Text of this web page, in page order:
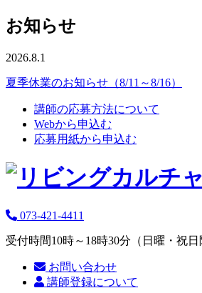
お知らせ
2026.8.1
夏季休業のお知らせ（8/11～8/16）
講師の応募方法について
Webから申込む
応募用紙から申込む
073-421-4411
受付時間10時～18時30分（日曜・祝日
お問い合わせ
講師登録について